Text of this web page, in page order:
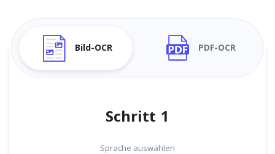
Bild-OCR PDF-OCR
Schritt 1
Sprache auswählen